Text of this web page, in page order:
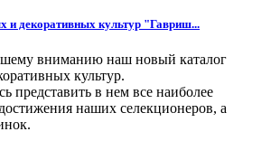
и декоративных культур "Гавриш...
вниманию наш новый каталог
культур.
представить в нем все наиболее
наших селекционеров, а